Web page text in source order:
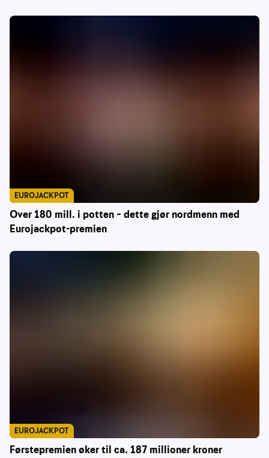
Over 180 mill. i potten – dette gjør nordmenn med
Eurojackpot-premien
EUROJACKPOT
Førstepremien øker til ca. 187 millioner kroner
EUROJACKPOT